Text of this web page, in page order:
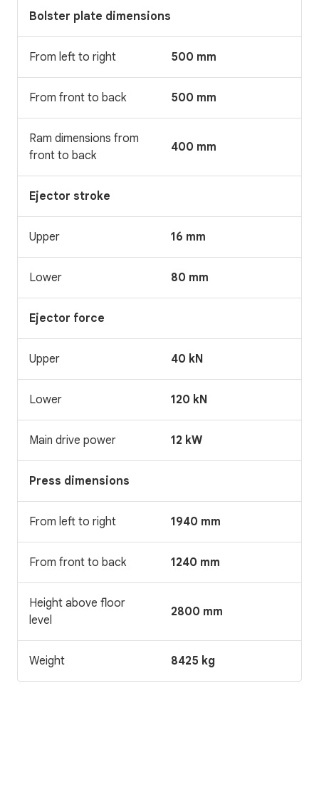
Bolster plate dimensions
From left to right 500 mm
From front to back 500 mm
Ram dimensions from
front to back
400 mm
Ejector stroke
Upper 16 mm
Lower 80 mm
Ejector force
Upper 40 kN
Lower 120 kN
Main drive power 12 kW
Press dimensions
From left to right 1940 mm
From front to back 1240 mm
Height above floor
level
2800 mm
Weight 8425 kg